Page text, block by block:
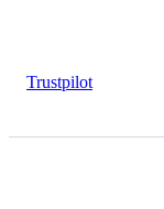
Trustpilot